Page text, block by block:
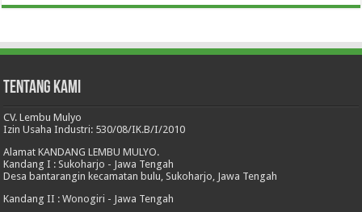
Tentang Kami
CV. Lembu Mulyo
Izin Usaha Industri: 530/08/IK.B/I/2010
Alamat KANDANG LEMBU MULYO.
Kandang I : Sukoharjo - Jawa Tengah
Desa bantarangin kecamatan bulu, Sukoharjo, Jawa Tengah
Kandang II : Wonogiri - Jawa Tengah